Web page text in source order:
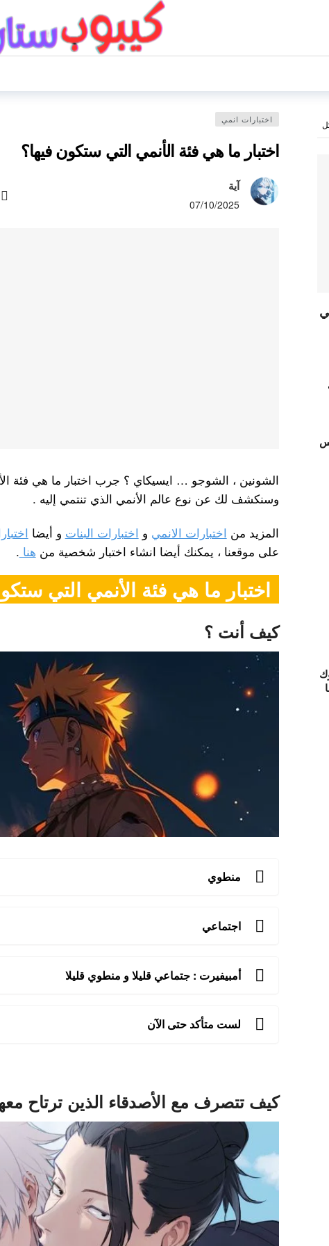
اختبارات انمي
اختبار ما هي فئة الأنمي التي ستكون فيها؟
آية
07/10/2025
الشونين ، الشوجو … ايسيكاي ؟ جرب اختبار ما هي فئة
وسنكشف لك عن نوع عالم الأنمي الذي تنتمي إليه .
المزيد من اختبارات الانمي و اختبارات البنات و أيضا
على موقعنا ، يمكنك أيضا انشاء اختبار شخصية من هنا .
اختبار ما هي فئة الأنمي التي
كيف أنت ؟
منطوي
اجتماعي
أمبيفيرت : جتماعي قليلا و منطوي قليلا
لست متأكد حتى الآن
كيف تتصرف مع الأصدقاء الذين ترتاح